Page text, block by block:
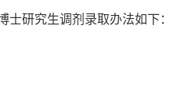
研究生调剂录取办法如下：